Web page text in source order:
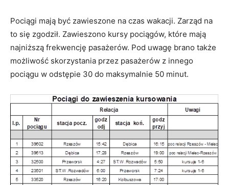
Pociągi mają być zawieszone na czas wakacji. Zarząd na
to się zgodził. Zawieszono kursy pociągów, które mają
najniższą frekwencję pasażerów. Pod uwagę brano także
możliwość skorzystania przez pasażerów z innego
pociągu w odstępie 30 do maksymalnie 50 minut.